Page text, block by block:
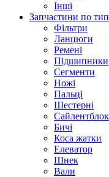
Інші
Запчастини по
Фільтри
Ланцюги
Ремені
Підшипники
Сегменти
Ножі
Пальці
Шестерні
Сайлентблок
Бичі
Коса жатки
Елеватор
Шнек
Вали